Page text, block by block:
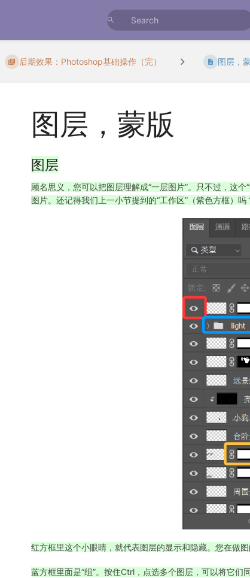
后期效果：Photoshop基础操作（完） 图层，
图层，蒙版
图层
顾名思义，您可以把图层理解成“一层图片”。只不过，这
图片。还记得我们上一小节提到的“工作区”（紫色方框）吗
红方框里这个小眼睛，就代表图层的显示和隐藏。您在做
蓝方框里面是“组”。按住Ctrl，点选多个图层，可以将它